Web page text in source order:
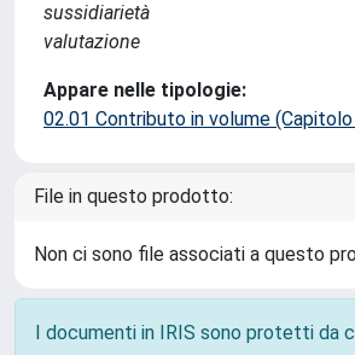
sussidiarietà
valutazione
Appare nelle tipologie:
02.01 Contributo in volume
File in questo prodotto:
Non ci sono file associati a questo
I documenti in IRIS sono protetti da